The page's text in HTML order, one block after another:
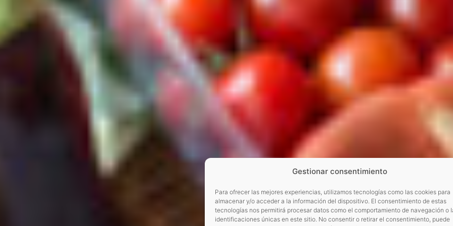
Gestionar consentimiento
Para ofrecer las mejores experiencias, utilizamos tecnologías como las cookies para
almacenar y/o acceder a la información del dispositivo. El consentimiento de estas
tecnologías nos permitirá procesar datos como el comportamiento de navegación o
identificaciones únicas en este sitio. No consentir o retirar el consentimiento, puede